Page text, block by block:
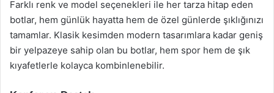
Farklı renk ve model seçenekleri ile her tarza hitap eden
botlar, hem günlük hayatta hem de özel günlerde şıklığınızı
tamamlar. Klasik kesimden modern tasarımlara kadar geniş
bir yelpazeye sahip olan bu botlar, hem spor hem de şık
kıyafetlerle kolayca kombinlenebilir.